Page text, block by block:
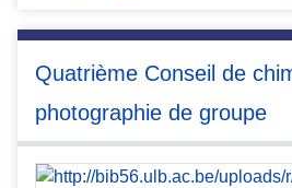
Quatrième Conseil de
photographie de groupe